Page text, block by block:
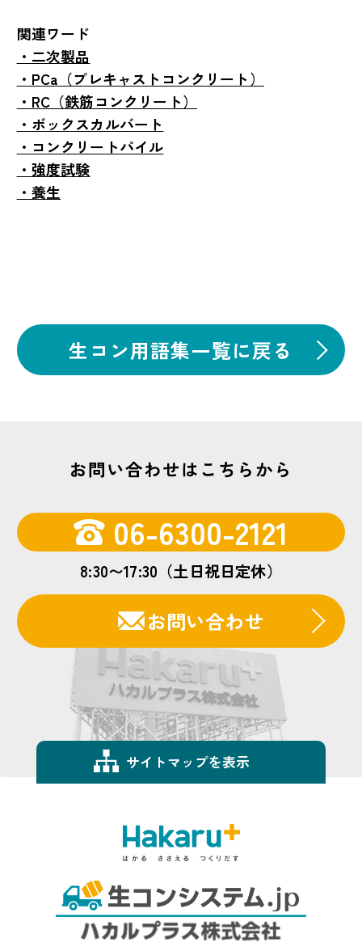
関連ワード
・二次製品
・PCa（プレキャストコンクリート）
・RC（鉄筋コンクリート）
・ボックスカルバート
・コンクリートパイル
・強度試験
・養生
生コン用語集一覧に戻る
お問い合わせはこちらから
06-6300-2121
8:30〜17:30（土日祝日定休）
お問い合わせ
サイトマップを表示